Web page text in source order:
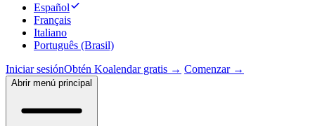
Español
Français
Italiano
Português (Brasil)
Iniciar sesiónObtén Koalendar gratis → Comenzar →
Abrir menú principal